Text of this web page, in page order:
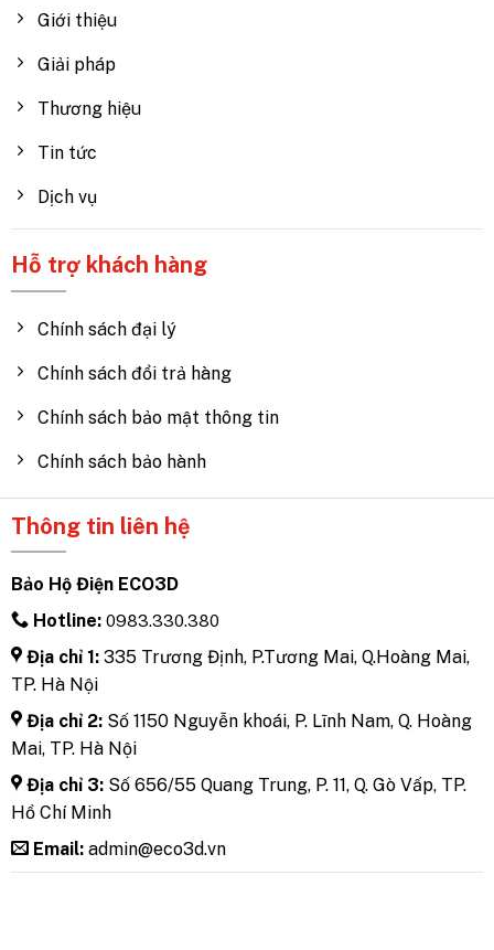
Giới thiệu
Giải pháp
Thương hiệu
Tin tức
Dịch vụ
Hỗ trợ khách hàng
Chính sách đại lý
Chính sách đổi trả hàng
Chính sách bảo mật thông tin
Chính sách bảo hành
Thông tin liên hệ
Bảo Hộ Điện ECO3D
Hotline: 0983.330.380
Địa chỉ 1: 335 Trương Định, P.Tương Mai, Q.Hoàng Mai,
TP. Hà Nội
Địa chỉ 2: Số 1150 Nguyễn khoái, P. Lĩnh Nam, Q. Hoàng
Mai, TP. Hà Nội
Địa chỉ 3: Số 656/55 Quang Trung, P. 11, Q. Gò Vấp, TP.
Hồ Chí Minh
Email: admin@eco3d.vn